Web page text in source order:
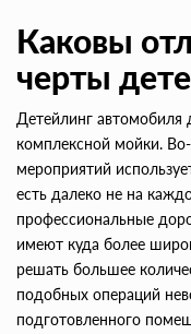
Каковы
черты
Детейлинг автомобиля
комплексной мойки.
мероприятий
есть далеко не на
профессиональные
имеют куда более
решать большее
подобных операций
подготовленного